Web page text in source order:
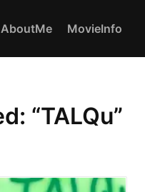
AboutMe MovieInfo
“TALQu”